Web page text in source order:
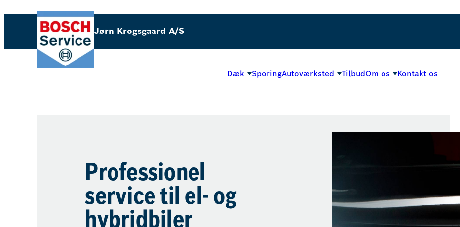
Jørn Krogsgaard A/S
Dæk SporingAutoværksted TilbudOm os Kontakt os
Professionel
service til el- og
hybridbiler